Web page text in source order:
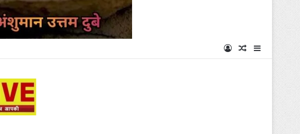
Log InRandom
Sidebar